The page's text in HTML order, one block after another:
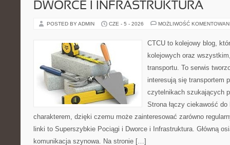
DWORCE I INFRASTRUKTURA
POSTED BY ADMIN CZE - 5 - 2026 MOŻLIWOŚĆ
CTCU to kolejowy blog,
kolejowych oraz
transportu. To serwis
interesują się transportem
czytelnikach szukających
Strona łączy ciekawość
charakterem, dzięki czemu może zainteresować zarówno
linki to Superszybkie Pociągi i Dworce i Infrastruktura. Główną
komunikacja szynowa. Na stronie […]